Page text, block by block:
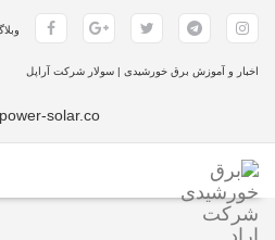
اخبار و آموزش برق خورشیدی | سولار شرکت آراپل
power-solar.co